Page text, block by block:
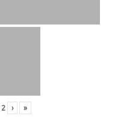
2 › »